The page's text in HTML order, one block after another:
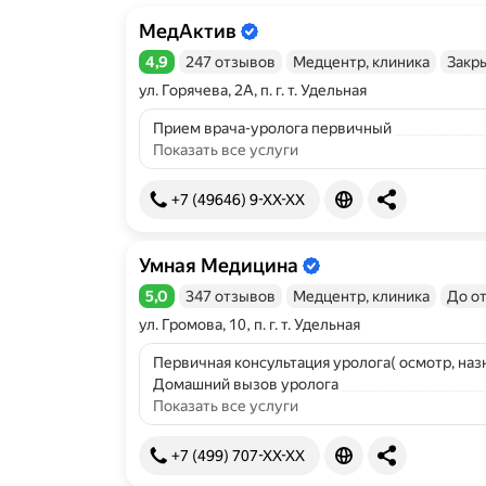
МедАктив
Информация об организации
Рейтинг 4,9 из 5
4,9 247 отзывов Медцентр, клиника
ул. Горячева, 2А, п. г. т. Удельная
Прием врача-уролога первичный
Показать все услуги
+7 (49646) 9-XX-XX
Умная Медицина
Информация об организации
Рейтинг 5,0 из 5
5,0 347 отзывов Медцентр, клиника
До
ул. Громова, 10, п. г. т. Удельная
Первичная консультация уролога( осмотр,
Домашний вызов уролога
Показать все услуги
+7 (499) 707-XX-XX